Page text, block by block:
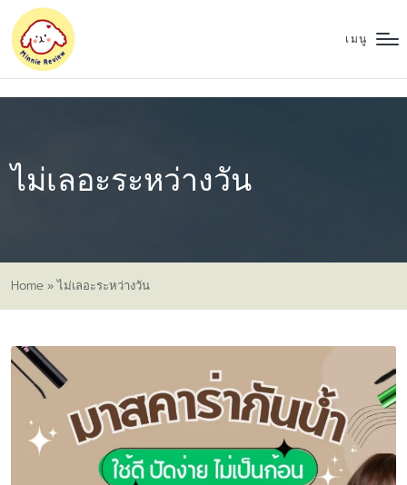
เมนู
ไม่เลอะระหว่างวัน
Home »ไม่เลอะระหว่างวัน